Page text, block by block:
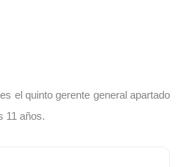
el quinto gerente general apartado
11 años.